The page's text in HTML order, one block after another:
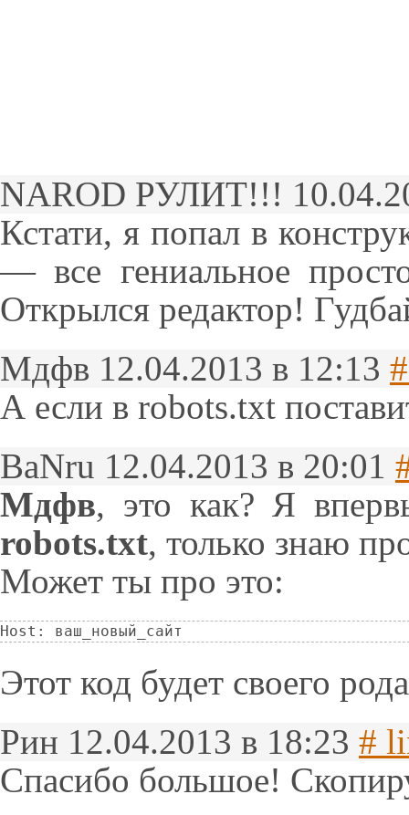
NAROD РУЛИТ!!!
Кстати, я попал в
— все гениальное
Открылся редактор!
Мдфв 12.04.2013 в 12:13
А если в robots.txt
BaNru 12.04.2013 в 20:01
Мдфв, это как? Я
robots.txt, только знаю
Может ты про это:
Host: ваш_новый_сайт
Этот код будет своего
Рин 12.04.2013 в 18:23 #
Спасибо большое!